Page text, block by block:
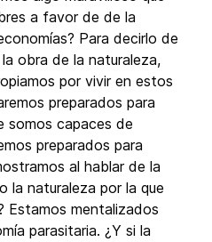
a favor de de la
Para decirlo de
obra de la naturaleza,
por vivir en estos
preparados para
somos capaces de
preparados para
al hablar de la
la naturaleza por la que
Estamos mentalizados
parasitaria. ¿Y si la